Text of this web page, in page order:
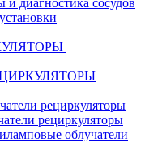
рециркуляторы
рециркуляторы
облучатели